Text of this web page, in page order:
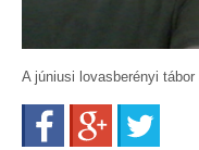
A júniusi lovasberényi
FacebookGoogle+